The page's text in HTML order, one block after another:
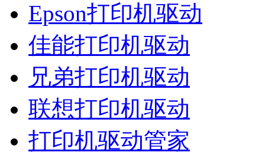
Epson打印机驱动
佳能打印机驱动
兄弟打印机驱动
联想打印机驱动
打印机驱动管家